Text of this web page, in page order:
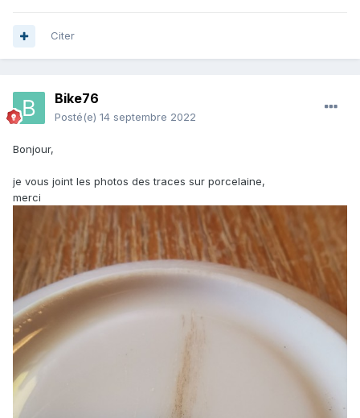
Citer
Bike76
Posté(e) 14 septembre 2022
Bonjour,
je vous joint les photos des traces sur porcelaine,
merci